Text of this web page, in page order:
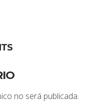
no será publicada.